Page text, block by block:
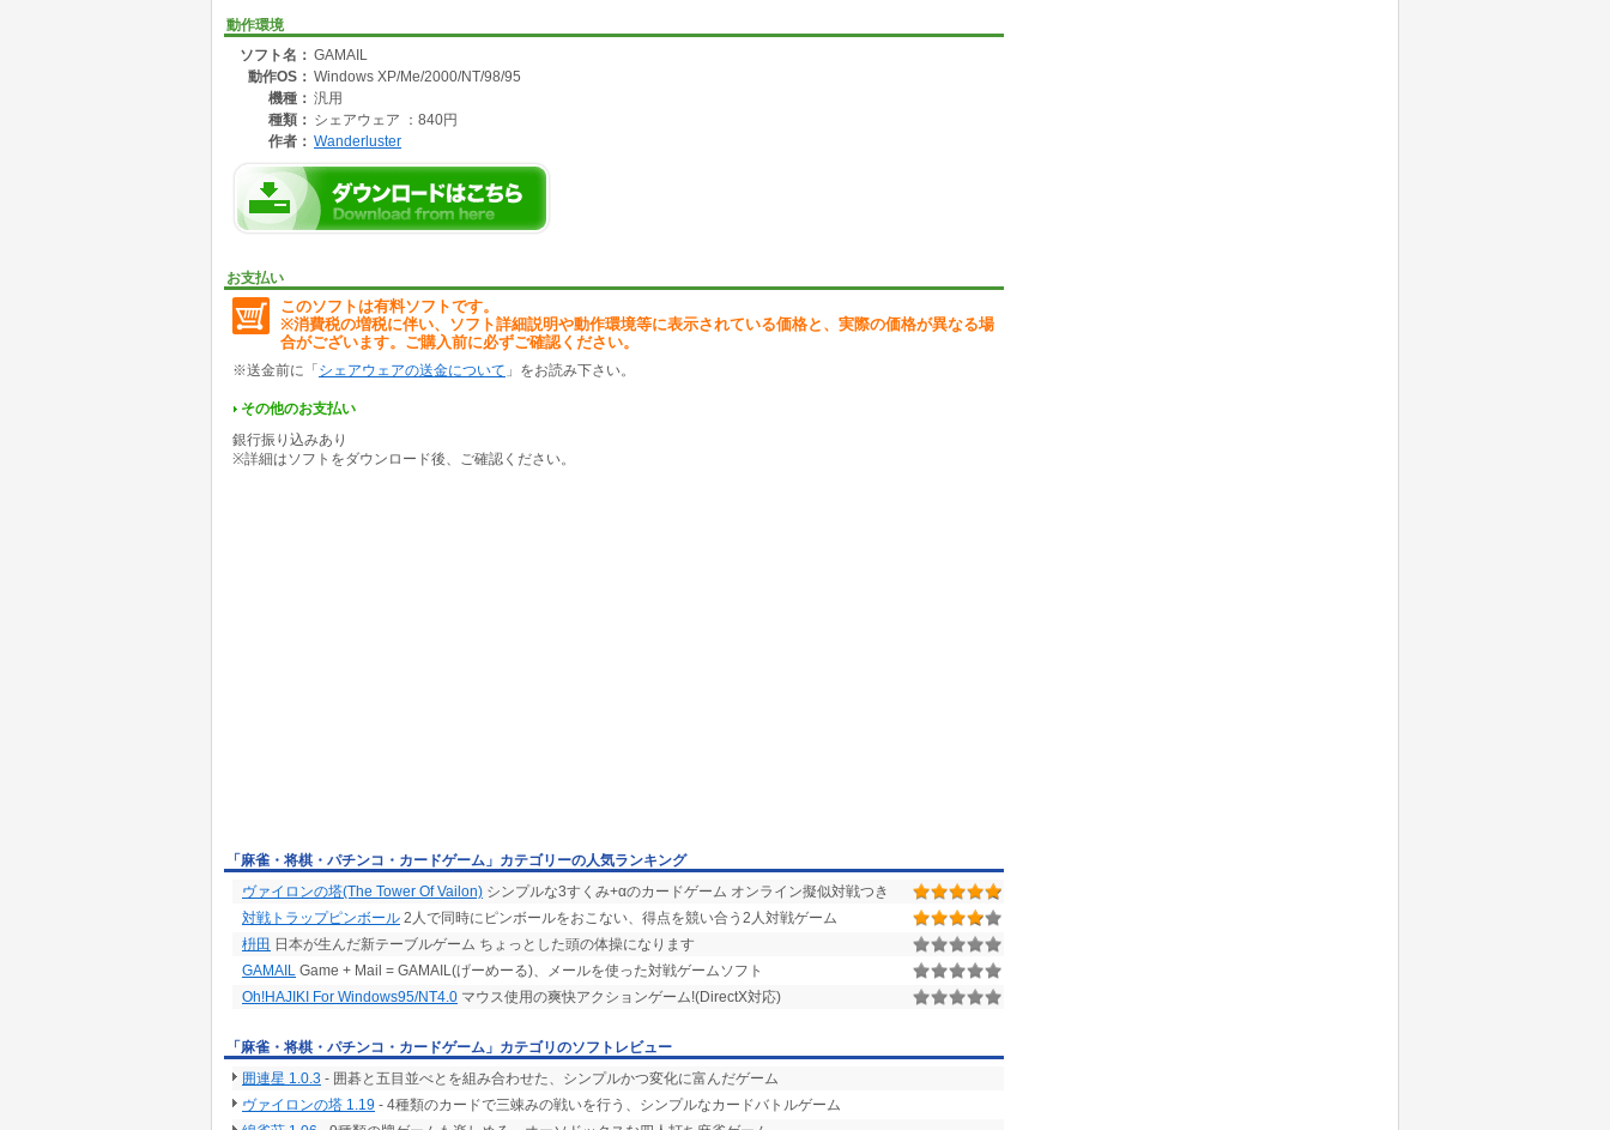
動作環境
ソフト名： GAMAIL
動作OS： Windows XP/Me/2000/NT/98/95
機種： 汎用
種類： シェアウェア ：840円
作者： Wanderluster
お支払い
このソフトは有料ソフトです。
※消費税の増税に伴い、ソフト詳細説明や動作環境等に表示されている価格と、実際の価格が異なる場
合がございます。ご購入前に必ずご確認ください。
※送金前に「 シェアウェアの送金について 」をお読み下さい。
その他のお支払い
銀行振り込みあり
※詳細はソフトをダウンロード後、ご確認ください。
「麻雀・将棋・パチンコ・カードゲーム」カテゴリーの人気ランキング
ヴァイロンの塔(The Tower Of Vailon) シンプルな3すくみ+αのカードゲーム オンライン擬似対戦つき
対戦トラップピンボール 2人で同時にピンボールをおこない、得点を競い合う2人対戦ゲーム
枡田 日本が生んだ新テーブルゲーム ちょっとした頭の体操になります
GAMAIL Game + Mail = GAMAIL(げーめーる)、メールを使った対戦ゲームソフト
Oh!HAJIKI For Windows95/NT4.0 マウス使用の爽快アクションゲーム!(DirectX対応)
「麻雀・将棋・パチンコ・カードゲーム」カテゴリのソフトレビュー
囲連星 1.0.3 - 囲碁と五目並べとを組み合わせた、シンプルかつ変化に富んだゲーム
ヴァイロンの塔 1.19 - 4種類のカードで三竦みの戦いを行う、シンプルなカードバトルゲーム